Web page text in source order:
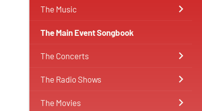
The Music
The Main Event Songbook
The Concerts
The Radio Shows
The Movies